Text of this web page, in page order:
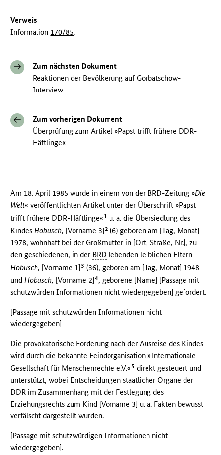
Verweis
Information 170/85.
Zum nächsten Dokument
Reaktionen der Bevölkerung auf Gorbatschow-
Interview
Zum vorherigen Dokument
Überprüfung zum Artikel »Papst trifft frühere DDR-
Häftlinge«
Am 18. April 1985 wurde in einem von der BRD-Zeitung »Die
Welt« veröffentlichten Artikel unter der Überschrift »Papst
trifft frühere DDR-Häftlinge«1 u. a. die Übersiedlung des
KindesHobusch, [Vorname 3]2 (6) geboren am [Tag, Monat]
1978, wohnhaft bei der Großmutter in [Ort, Straße, Nr.], zu
den geschiedenen, in der BRD lebenden leiblichen Eltern
Hobusch, [Vorname 1]3 (36), geboren am [Tag, Monat] 1948
und Hobusch, [Vorname 2]4, geborene [Name] [Passage mit
schutzwürden Informationen nicht wiedergegeben] gefordert.
[Passage mit schutzwürden Informationen nicht
wiedergegeben]
Die provokatorische Forderung nach der Ausreise des Kindes
wird durch die bekannte Feindorganisation »Internationale
Gesellschaft für Menschenrechte e.V.« 5 direkt gesteuert und
unterstützt, wobei Entscheidungen staatlicher Organe der
DDR im Zusammenhang mit der Festlegung des
Erziehungsrechts zum Kind [Vorname 3] u. a. Fakten bewusst
verfälscht dargestellt wurden.
[Passage mit schutzwürdigen Informationen nicht
wiedergegeben].